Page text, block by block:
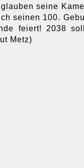
seine
seinen 100.
feiert! 2038
Metz)